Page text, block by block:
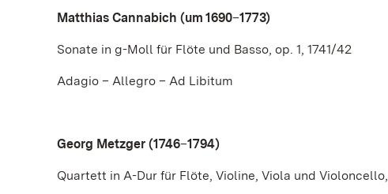
Matthias Cannabich (um 1690–1773)
Sonate in g-Moll für Flöte und Basso, op. 1, 1741/42
Adagio – Allegro – Ad Libitum
Georg Metzger (1746–1794)
Quartett in A-Dur für Flöte, Violine, Viola und Violoncello,